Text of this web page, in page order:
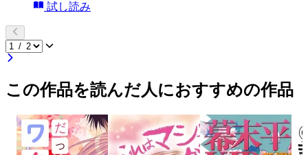
試し読み
この作品を読んだ人におすすめの作品